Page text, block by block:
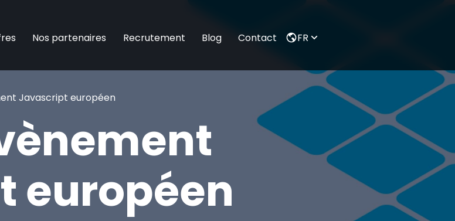
Nos partenaires Recrutement Blog Contact FR
Javascript européen
européen